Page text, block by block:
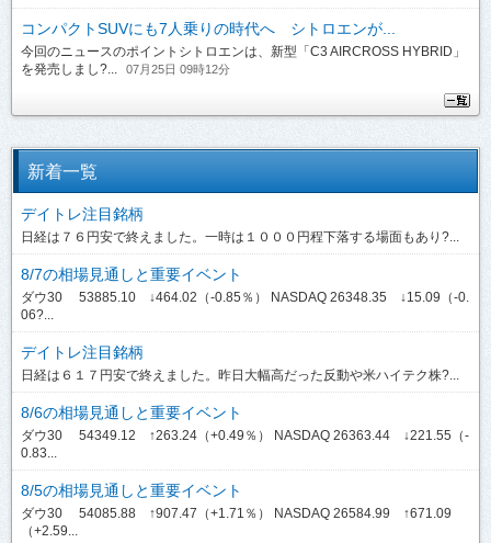
コンパクトSUVにも7人乗りの時代へ シトロエンが...
今回のニュースのポイントシトロエンは、新型「C3 AIRCROSS HYBRID」
を発売しまし?...
07月25日 09時12分
新着一覧
デイトレ注目銘柄
日経は７６円安で終えました。一時は１０００円程下落する場面もあり?...
8/7の相場見通しと重要イベント
ダウ30 53885.10 ↓464.02（-0.85％） NASDAQ 26348.35 ↓15.09（-0.
06?...
デイトレ注目銘柄
日経は６１７円安で終えました。昨日大幅高だった反動や米ハイテク株?...
8/6の相場見通しと重要イベント
ダウ30 54349.12 ↑263.24（+0.49％） NASDAQ 26363.44 ↓221.55（-
0.83...
8/5の相場見通しと重要イベント
ダウ30 54085.88 ↑907.47（+1.71％） NASDAQ 26584.99 ↑671.09
（+2.59...